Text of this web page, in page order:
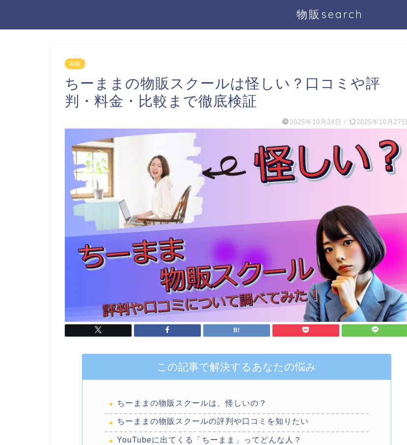
物販search
副業
ちーままの物販スクールは怪しい？口コミや評
判・料金・比較まで徹底検証
2025年10月24日 / 2025年10月27日
この記事で解決するあなたの悩み
ちーままの物販スクールは、怪しいの？
ちーままの物販スクールの評判や口コミを知りたい
YouTubeに出てくる「ちーまま」ってどんな人？